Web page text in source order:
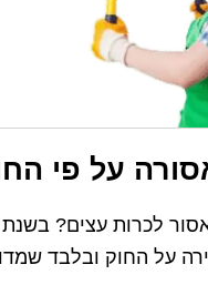
על פי
על החוק ובלבד